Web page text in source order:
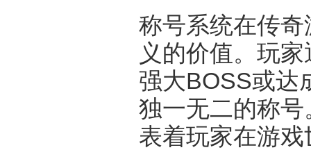
称号系统在传
义的价值。玩
强大BOSS或达
独一无二的称
表着玩家在游